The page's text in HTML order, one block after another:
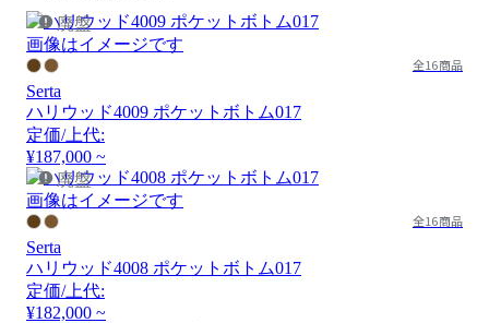
廃盤
画像はイメージです
全16商品
Serta
ハリウッド4009 ポケットボトム017
定価/上代:
¥187,000 ~
廃盤
画像はイメージです
全16商品
Serta
ハリウッド4008 ポケットボトム017
定価/上代:
¥182,000 ~